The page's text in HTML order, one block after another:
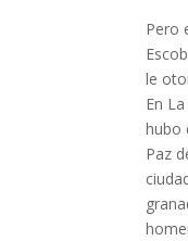
Pero
le
En
hubo
Paz